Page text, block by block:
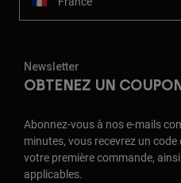
Newsletter
OBTENEZ UN
Abonnez-vous à nos e-mails
minutes, vous recevrez un
votre première commande,
applicables.